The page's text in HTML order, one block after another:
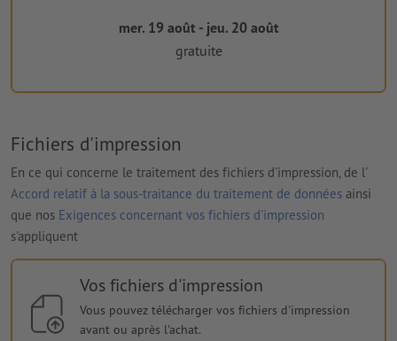
mer. 19 août - jeu. 20 août
gratuite
Fichiers d'impression
En ce qui concerne le traitement des fichiers d'impression, de l'
Accord relatif à la sous-traitance du traitement de données ainsi
que nos Exigences concernant vos fichiers d'impression
s'appliquent
Vos fichiers d'impression
Vous pouvez télécharger vos fichiers d'impression
avant ou après l'achat.